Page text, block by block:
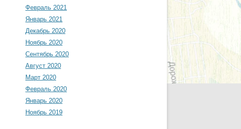
Февраль 2021
Январь 2021
Декабрь 2020
Ноябрь 2020
Сентябрь 2020
Август 2020
Март 2020
Февраль 2020
Январь 2020
Ноябрь 2019